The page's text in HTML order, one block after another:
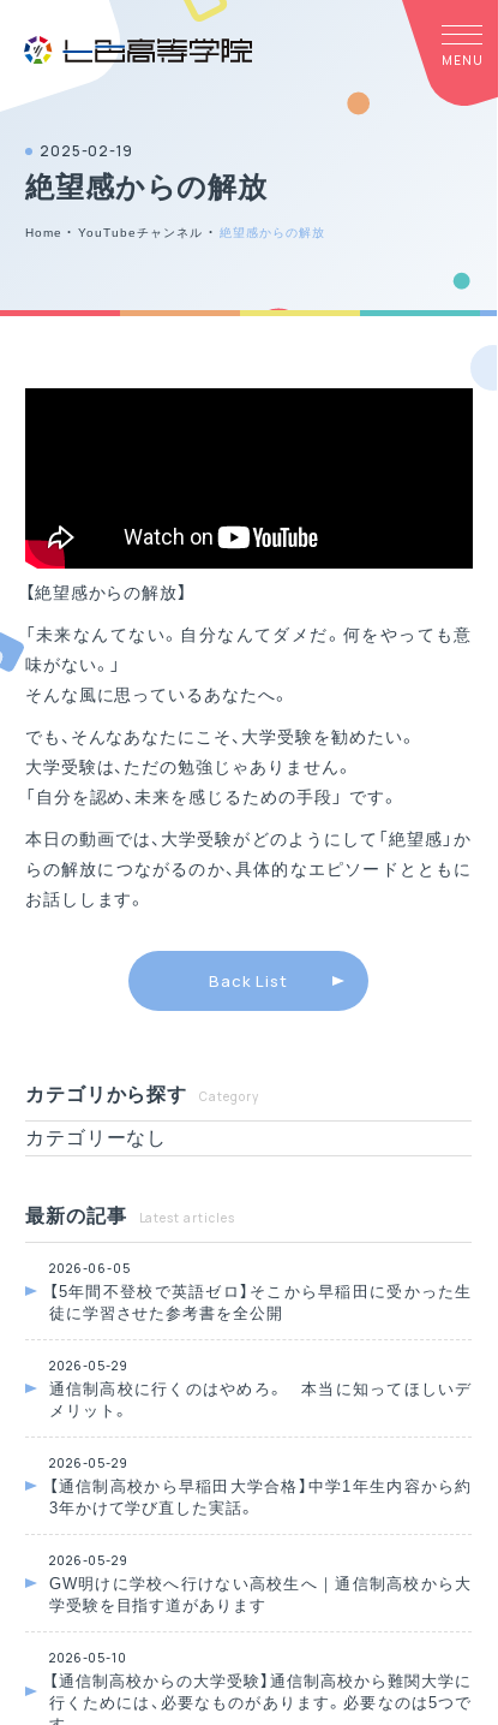
2025-02-19
絶望感からの解放
Home ・YouTubeチャンネル ・ 絶望感からの解放
【絶望感からの解放】
「未来なんてない。自分なんてダメだ。何をやっても意
味がない。」
そんな風に思っているあなたへ。
でも、そんなあなたにこそ、大学受験を勧めたい。
大学受験は、ただの勉強じゃありません。
「自分を認め、未来を感じるための手段」 です。
本日の動画では、大学受験がどのようにして「絶望感」か
らの解放につながるのか、具体的なエピソードとともに
お話しします。
Back List
カテゴリから探す Category
カテゴリーなし
最新の記事 Latest articles
2026-06-05
【5年間不登校で英語ゼロ】そこから早稲田に受かった生
徒に学習させた参考書を全公開
2026-05-29
通信制高校に行くのはやめろ。 本当に知ってほしいデ
メリット。
2026-05-29
【通信制高校から早稲田大学合格】中学1年生内容から約
3年かけて学び直した実話。
2026-05-29
GW明けに学校へ行けない高校生へ｜通信制高校から大
学受験を目指す道があります
2026-05-10
【通信制高校からの大学受験】通信制高校から難関大学に
行くためには、必要なものがあります。必要なのは5つで